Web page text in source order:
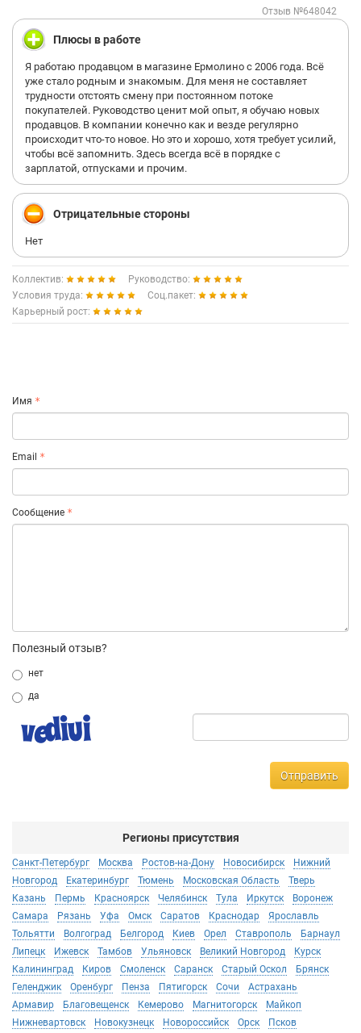
Отзыв №648042
Плюсы в работе
Я работаю продавцом в магазине Ермолино с 2006 года. Всё
уже стало родным и знакомым. Для меня не составляет
трудности отстоять смену при постоянном потоке
покупателей. Руководство ценит мой опыт, я обучаю новых
продавцов. В компании конечно как и везде регулярно
происходит что-то новое. Но это и хорошо, хотя требует усилий,
чтобы всё запомнить. Здесь всегда всё в порядке с
зарплатой, отпусками и прочим.
Отрицательные стороны
Нет
Коллектив:
Руководство:
Условия труда:
Соц.пакет:
Карьерный рост:
Имя
Email
Сообщение
Полезный отзыв?
нет
да
Отправить
Регионы присутствия
Санкт-Петербург Москва Ростов-на-Дону Новосибирск
Нижний
Новгород
Екатеринбург Тюмень Московская Область
Тверь
Казань
Пермь Красноярск Челябинск Тула Иркутск
Воронеж
Самара
Рязань Уфа Омск Саратов Краснодар
Ярославль
Тольятти
Волгоград Белгород Киев Орел Ставрополь
Барнаул
Липецк
Ижевск Тамбов Ульяновск Великий Новгород
Курск
Калининград
Киров Смоленск Саранск Старый Оскол
Брянск
Геленджик
Оренбург Пенза Пятигорск Сочи
Астрахань
Армавир
Благовещенск Кемерово Магнитогорск
Майкоп
Нижневартовск
Новокузнецк Новороссийск Орск
Псков